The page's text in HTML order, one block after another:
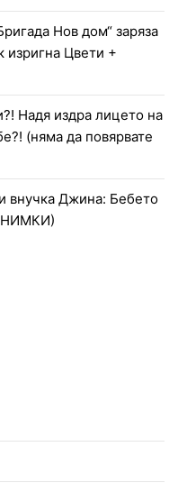
Нов дом“ заряза
изригна Цвети +
Надя издра лицето на
(няма да повярвате
внучка Джина: Бебето